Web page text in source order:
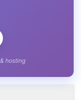
hosting